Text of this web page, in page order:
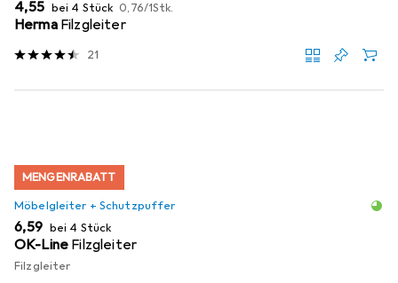
EUR
4,55 bei 4 Stück EUR
0,76/1Stk.
Herma Filzgleiter
21
MENGENRABATT
Möbelgleiter + Schutzpuffer
EUR
6,59 bei 4 Stück
OK-Line Filzgleiter
Filzgleiter